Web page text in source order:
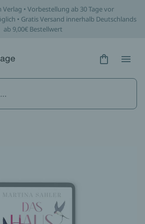
• Vorbestellung ab 30 Tage vor
• Gratis Versand innerhalb Deutschlands
ab 9,00€ Bestellwert
Hidden